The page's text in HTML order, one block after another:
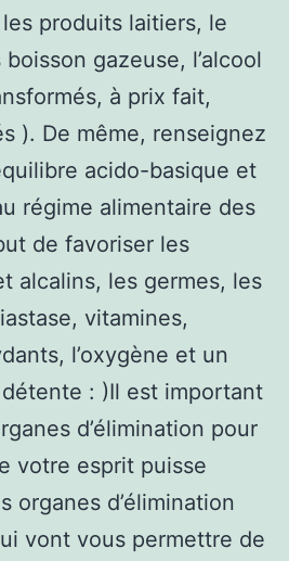
produits laitiers, le
gazeuse, l’alcool
à prix fait,
). De même, renseignez
acido-basique et
régime alimentaire des
de favoriser les
alcalins, les germes, les
vitamines,
l’oxygène et un
: )Il est important
d’élimination pour
votre esprit puisse
organes d’élimination
vont vous permettre de